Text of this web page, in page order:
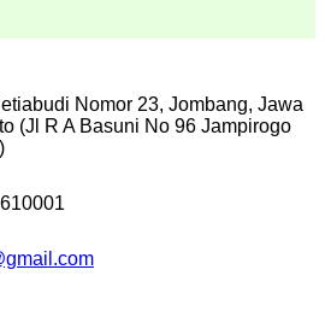
Nomor 23, Jombang, Jawa
(Jl R A Basuni No 96 Jampirogo